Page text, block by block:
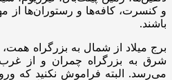
و کنسرت، کافه‌ها و رستوران‌ها از
باشند.
برج میلاد از شمال به بزرگراه
شرق به بزرگراه چمران و از
می‌رسد. البته فراموش نکنید که